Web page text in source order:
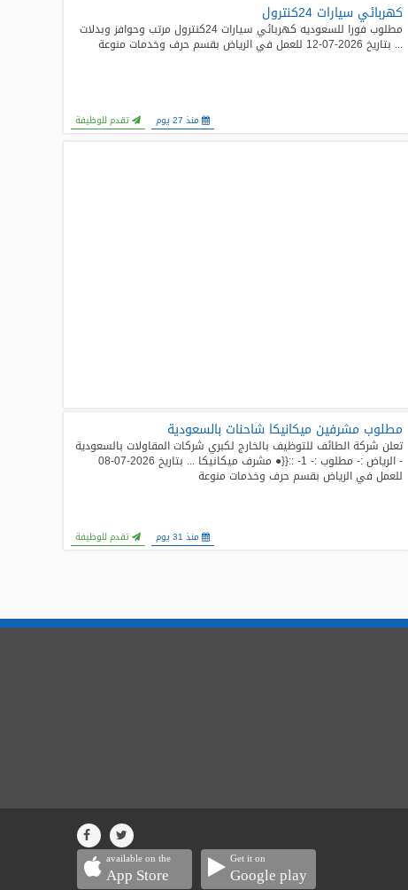
كهربائي سيارات 24كنترول
مطلوب فورا للسعوديه كهربائي سيارات 24كنترول مرتب وحوافز وبدلات
... بتاريخ 2026-07-12 للعمل في الرياض بقسم حرف وخدمات منوعة
منذ 27 يوم تقدم للوظيفة
مطلوب مشرفين ميكانيكا شاحنات بالسعودية
تعلن شركة الطائف للتوظيف بالخارج لكبري شركات المقاولات بالسعودية
- الرياض :- مطلوب :- 1- ::{{● مشرف ميكانيكا ... بتاريخ 2026-07-08
للعمل في الرياض بقسم حرف وخدمات منوعة
منذ 31 يوم تقدم للوظيفة
available on the
App Store
Get it on
Google play